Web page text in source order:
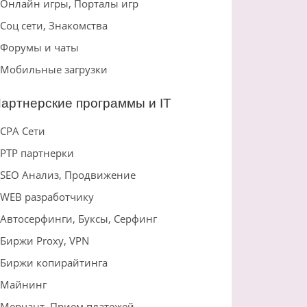
Онлайн игры, Порталы игр
Соц сети, Знакомства
Форумы и чаты
Мобильные загрузки
программы и IT
CPA Сети
PTP партнерки
SEO Анализ, Продвижение
WEB разработчику
Автосерфинги, Буксы, Серфинг
Биржи Proxy, VPN
Биржи копирайтинга
Майнинг